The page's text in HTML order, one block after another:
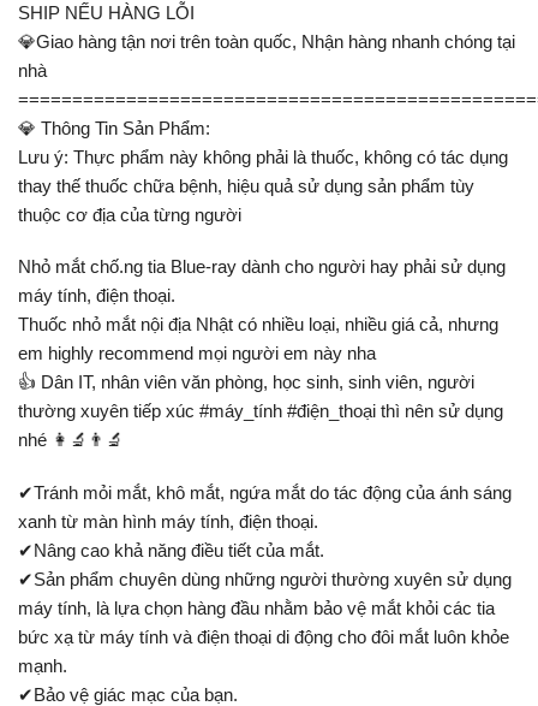
SHIP NẾU HÀNG LỖI
💎Giao hàng tận nơi trên toàn quốc, Nhận hàng nhanh chóng tại
nhà
💎 Thông Tin Sản Phẩm:
Lưu ý: Thực phẩm này không phải là thuốc, không có tác dụng
thay thế thuốc chữa bệnh, hiệu quả sử dụng sản phẩm tùy
thuộc cơ địa của từng người
Nhỏ mắt chố.ng tia Blue-ray dành cho người hay phải sử dụng
máy tính, điện thoại.
Thuốc nhỏ mắt nội địa Nhật có nhiều loại, nhiều giá cả, nhưng
em highly recommend mọi người em này nha
👍 Dân IT, nhân viên văn phòng, học sinh, sinh viên, người
thường xuyên tiếp xúc #máy_tính #điện_thoại thì nên sử dụng
nhé 👩‍🔬👨‍🔬
✔Tránh mỏi mắt, khô mắt, ngứa mắt do tác động của ánh sáng
xanh từ màn hình máy tính, điện thoại.
✔Nâng cao khả năng điều tiết của mắt.
✔Sản phẩm chuyên dùng những người thường xuyên sử dụng
máy tính, là lựa chọn hàng đầu nhằm bảo vệ mắt khỏi các tia
bức xạ từ máy tính và điện thoại di động cho đôi mắt luôn khỏe
mạnh.
✔Bảo vệ giác mạc của bạn.